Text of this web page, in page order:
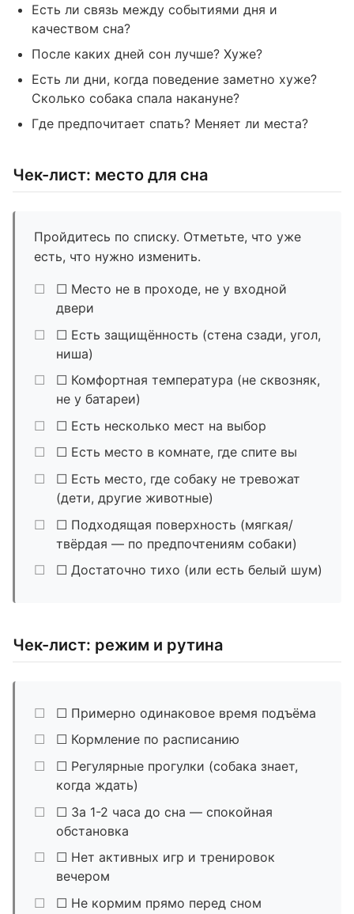
Есть ли связь между событиями дня и
качеством сна?
После каких дней сон лучше? Хуже?
Есть ли дни, когда поведение заметно хуже?
Сколько собака спала накануне?
Где предпочитает спать? Меняет ли места?
Чек-лист: место для сна
Пройдитесь по списку. Отметьте, что уже
есть, что нужно изменить.
☐ Место не в проходе, не у входной
двери
☐ Есть защищённость (стена сзади, угол,
ниша)
☐ Комфортная температура (не сквозняк,
не у батареи)
☐ Есть несколько мест на выбор
☐ Есть место в комнате, где спите вы
☐ Есть место, где собаку не тревожат
(дети, другие животные)
☐ Подходящая поверхность (мягкая/
твёрдая — по предпочтениям собаки)
☐ Достаточно тихо (или есть белый шум)
Чек-лист: режим и рутина
☐ Примерно одинаковое время подъёма
☐ Кормление по расписанию
☐ Регулярные прогулки (собака знает,
когда ждать)
☐ За 1-2 часа до сна — спокойная
обстановка
☐ Нет активных игр и тренировок
вечером
☐ Не кормим прямо перед сном